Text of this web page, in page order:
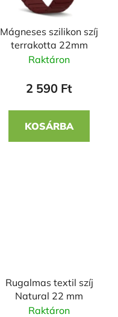
Mágneses szilikon szíj
terrakotta 22mm
Raktáron
2 590 Ft
KOSÁRBA
Rugalmas textil szíj
Natural 22 mm
Raktáron